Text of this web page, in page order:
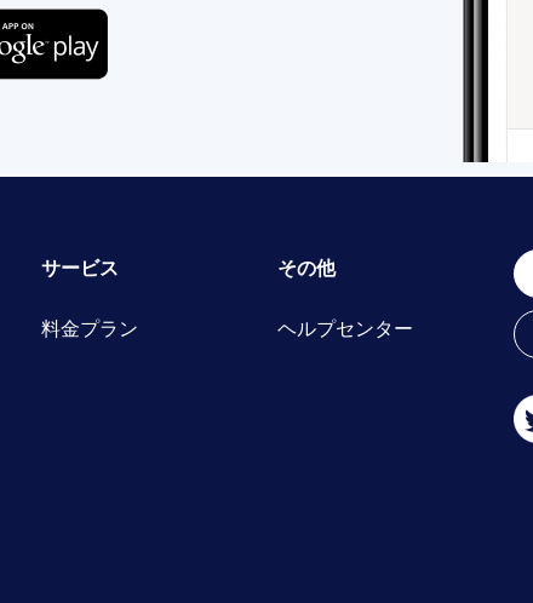
サービス
料金プラン
その他
ヘルプセンター